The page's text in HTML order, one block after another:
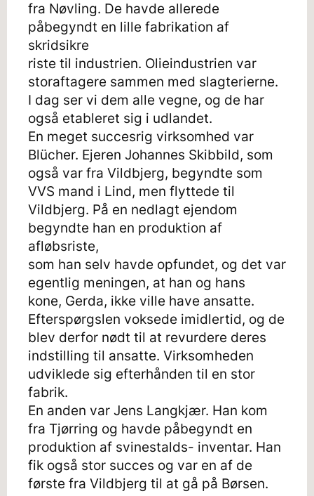
fra Nøvling. De havde allerede
påbegyndt en lille fabrikation af
skridsikre
riste til industrien. Olieindustrien var
storaftagere sammen med slagterierne.
I dag ser vi dem alle vegne, og de har
også etableret sig i udlandet.
En meget succesrig virksomhed var
Blücher. Ejeren Johannes Skibbild, som
også var fra Vildbjerg, begyndte som
VVS mand i Lind, men flyttede til
Vildbjerg. På en nedlagt ejendom
begyndte han en produktion af
afløbsriste,
som han selv havde opfundet, og det var
egentlig meningen, at han og hans
kone, Gerda, ikke ville have ansatte.
Efterspørgslen voksede imidlertid, og de
blev derfor nødt til at revurdere deres
indstilling til ansatte. Virksomheden
udviklede sig efterhånden til en stor
fabrik.
En anden var Jens Langkjær. Han kom
fra Tjørring og havde påbegyndt en
produktion af svinestalds- inventar. Han
fik også stor succes og var en af de
første fra Vildbjerg til at gå på Børsen.